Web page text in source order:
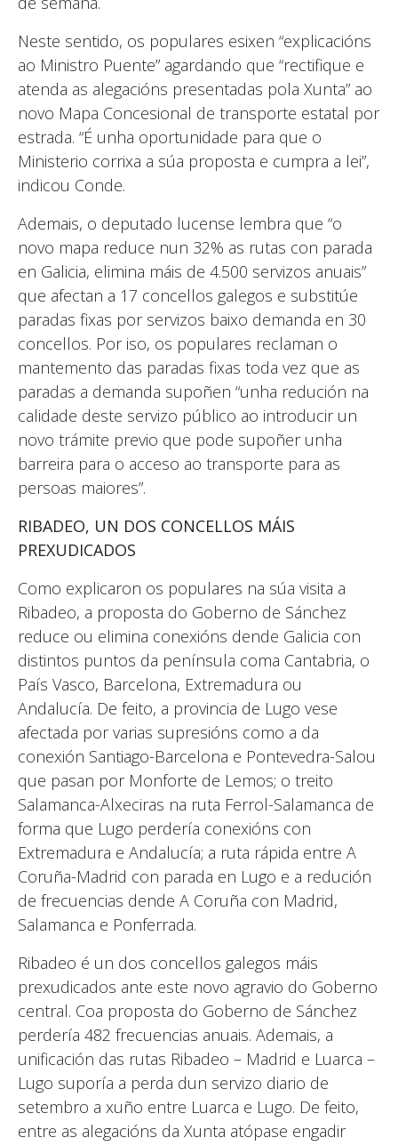
Neste sentido, os populares esixen “explicacións
ao Ministro Puente” agardando que “rectifique e
atenda as alegacións presentadas pola Xunta” ao
novo Mapa Concesional de transporte estatal por
estrada. “É unha oportunidade para que o
Ministerio corrixa a súa proposta e cumpra a lei”,
indicou Conde.
Ademais, o deputado lucense lembra que “o
novo mapa reduce nun 32% as rutas con parada
en Galicia, elimina máis de 4.500 servizos anuais”
que afectan a 17 concellos galegos e substitúe
paradas fixas por servizos baixo demanda en 30
concellos. Por iso, os populares reclaman o
mantemento das paradas fixas toda vez que as
paradas a demanda supoñen “unha redución na
calidade deste servizo público ao introducir un
novo trámite previo que pode supoñer unha
barreira para o acceso ao transporte para as
persoas maiores”.
RIBADEO, UN DOS CONCELLOS MÁIS
PREXUDICADOS
Como explicaron os populares na súa visita a
Ribadeo, a proposta do Goberno de Sánchez
reduce ou elimina conexións dende Galicia con
distintos puntos da península coma Cantabria, o
País Vasco, Barcelona, Extremadura ou
Andalucía. De feito, a provincia de Lugo vese
afectada por varias supresións como a da
conexión Santiago-Barcelona e Pontevedra-Salou
que pasan por Monforte de Lemos; o treito
Salamanca-Alxeciras na ruta Ferrol-Salamanca de
forma que Lugo perdería conexións con
Extremadura e Andalucía; a ruta rápida entre A
Coruña-Madrid con parada en Lugo e a redución
de frecuencias dende A Coruña con Madrid,
Salamanca e Ponferrada.
Ribadeo é un dos concellos galegos máis
prexudicados ante este novo agravio do Goberno
central. Coa proposta do Goberno de Sánchez
perdería 482 frecuencias anuais. Ademais, a
unificación das rutas Ribadeo – Madrid e Luarca –
Lugo suporía a perda dun servizo diario de
setembro a xuño entre Luarca e Lugo. De feito,
entre as alegacións da Xunta atópase engadir